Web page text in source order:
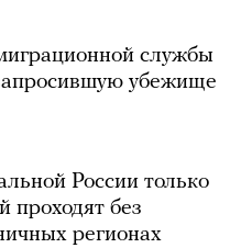
службы
убежище
России только
проходят без
регионах